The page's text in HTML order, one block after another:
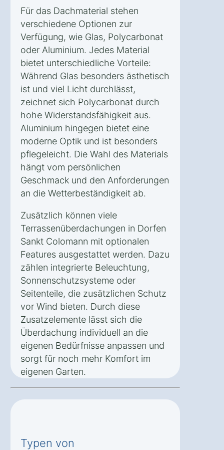
Für das Dachmaterial stehen
verschiedene Optionen zur
Verfügung, wie Glas, Polycarbonat
oder Aluminium. Jedes Material
bietet unterschiedliche Vorteile:
Während Glas besonders ästhetisch
ist und viel Licht durchlässt,
zeichnet sich Polycarbonat durch
hohe Widerstandsfähigkeit aus.
Aluminium hingegen bietet eine
moderne Optik und ist besonders
pflegeleicht. Die Wahl des Materials
hängt vom persönlichen
Geschmack und den Anforderungen
an die Wetterbeständigkeit ab.
Zusätzlich können viele
Terrassenüberdachungen in Dorfen
Sankt Colomann mit optionalen
Features ausgestattet werden. Dazu
zählen integrierte Beleuchtung,
Sonnenschutzsysteme oder
Seitenteile, die zusätzlichen Schutz
vor Wind bieten. Durch diese
Zusatzelemente lässt sich die
Überdachung individuell an die
eigenen Bedürfnisse anpassen und
sorgt für noch mehr Komfort im
eigenen Garten.
Typen von